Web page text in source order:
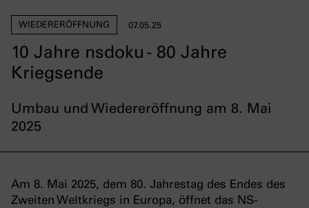
WIEDERERÖFFNUNG 07.05.25
10 Jahre nsdoku - 80 Jahre
Kriegsende
Umbau und Wiedereröffnung am 8. Mai
2025
Am 8. Mai 2025, dem 80. Jahrestag des Endes des
Zweiten Weltkriegs in Europa, öffnet das NS-